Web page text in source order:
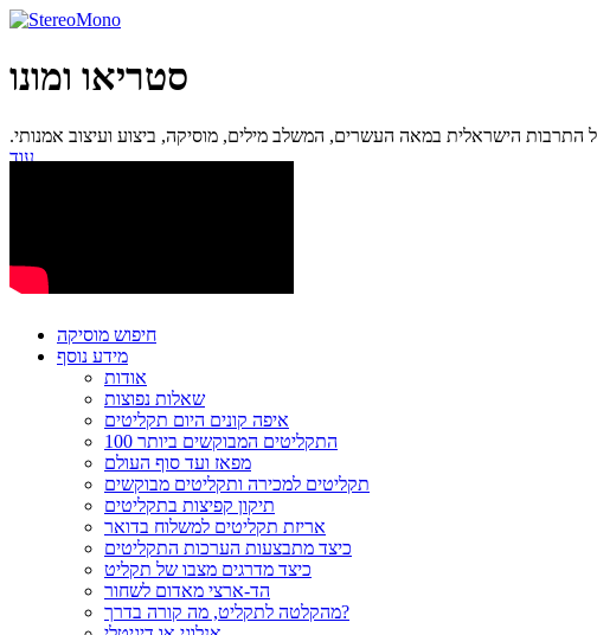
סטריאו ומונו
הישראלית במאה העשרים, המשלב מילים, מוסיקה, ביצוע ועיצוב אמנותי.
עוד...
חיפוש מוסיקה
מידע נוסף
אודות
שאלות נפוצות
איפה קונים היום תקליטים
100 התקליטים המבוקשים ביותר
מפאז ועד סוף העולם
תקליטים למכירה ותקליטים מבוקשים
תיקון קפיצות בתקליטים
אריזת תקליטים למשלוח בדואר
כיצד מתבצעות הערכות התקליטים
כיצד מדרגים מצבו של תקליט
הד-ארצי מאדום לשחור
מהקלטה לתקליט, מה קורה בדרך?